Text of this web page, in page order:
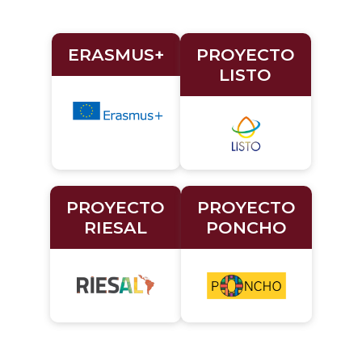
ERASMUS+
PROYECTO
LISTO
PROYECTO
RIESAL
PROYECTO
PONCHO